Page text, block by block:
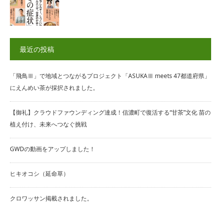
最近の投稿
「飛鳥Ⅲ」で地域とつながるプロジェクト「ASUKAⅢ meets 47都道府県」
にえんめい茶が採択されました。
【御礼】クラウドファウンディング達成！信濃町で復活する“甘茶”文化 苗の
植え付け、未来へつなぐ挑戦
GWDの動画をアップしました！
ヒキオコシ（延命草）
クロワッサン掲載されました。